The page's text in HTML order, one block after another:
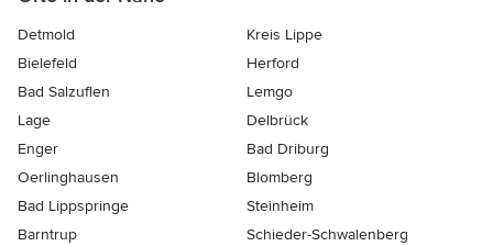
Detmold
Kreis Lippe
Bielefeld
Herford
Bad Salzuflen
Lemgo
Lage
Delbrück
Enger
Bad Driburg
Oerlinghausen
Blomberg
Bad Lippspringe
Steinheim
Barntrup
Schieder-Schwalenberg